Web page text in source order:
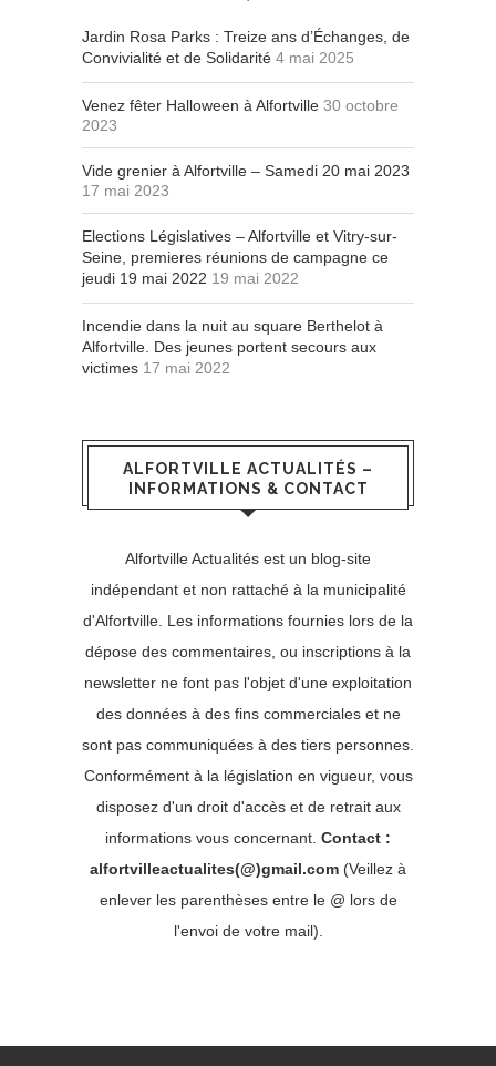
Jardin Rosa Parks : Treize ans d’Échanges, de
Convivialité et de Solidarité 4 mai 2025
Venez fêter Halloween à Alfortville 30 octobre
2023
Vide grenier à Alfortville – Samedi 20 mai 2023
17 mai 2023
Elections Législatives – Alfortville et Vitry-sur-
Seine, premieres réunions de campagne ce
jeudi 19 mai 2022 19 mai 2022
Incendie dans la nuit au square Berthelot à
Alfortville. Des jeunes portent secours aux
victimes 17 mai 2022
ALFORTVILLE ACTUALITÉS –
INFORMATIONS & CONTACT
Alfortville Actualités est un blog-site
indépendant et non rattaché à la municipalité
d'Alfortville. Les informations fournies lors de la
dépose des commentaires, ou inscriptions à la
newsletter ne font pas l'objet d'une exploitation
des données à des fins commerciales et ne
sont pas communiquées à des tiers personnes.
Conformément à la législation en vigueur, vous
disposez d'un droit d'accès et de retrait aux
informations vous concernant. Contact :
alfortvilleactualites(@)gmail.com (Veillez à
enlever les parenthèses entre le @ lors de
l'envoi de votre mail).